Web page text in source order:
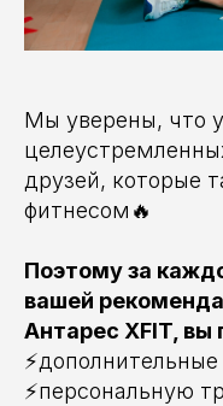
Мы уверены, что
друзей, которые
фитнесом🔥
Поэтому за
вашей
Антарес XFIT, вы
⚡️персональную